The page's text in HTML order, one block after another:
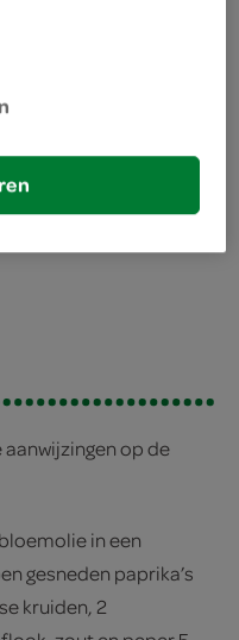
aanwijzingen op de
in een
gesneden paprika’s
kruiden, 2